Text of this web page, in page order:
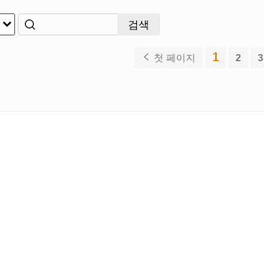
검색
첫 페이지 1 2 3